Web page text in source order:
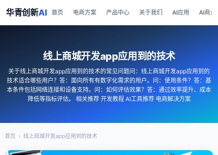
华青创新AI 首页 电商方案 产品中心 关于我们 AI应用 AI商业
线上商城开发app应用到的技术
关于线上商城开发app应用到的技术的常见问题问：线上商城开发app应用到的
技术适合哪些用户？答：面向所有有数字化需求的用户。问：使用条件？答：基
本条件包括网络连接和设备支持。问：如何评估效果？答：通过效率提升、成本
降低等指标评估。 相关推荐 开发教程 AI工具推荐 电商解决方案
首页 › 线上商城开发app应用到的技术